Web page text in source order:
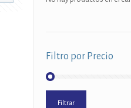
Filtro por Precio
Filtrar